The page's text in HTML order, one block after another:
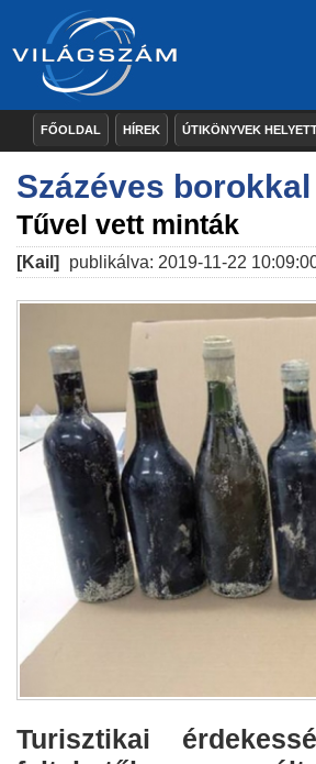
FŐOLDAL HÍREK ÚTIKÖNYVEK
Százéves
Tűvel vett minták
[Kail] publikálva: 2019-11-22
Turisztikai